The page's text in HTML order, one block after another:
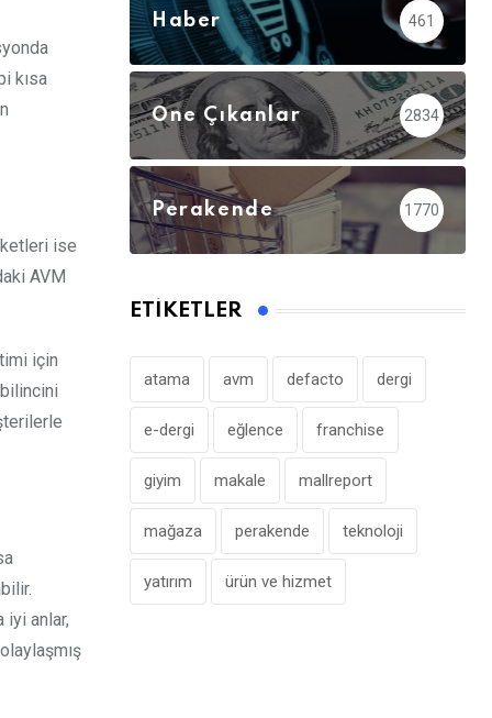
kısa
ise
AVM
için
iyi anlar,
Haber 461
Öne Çıkanlar 2834
Perakende 1770
ETIKETLER
atama avm defacto dergi
e-dergi eğlence franchise
giyim makale mallreport
mağaza perakende teknoloji
yatırım ürün ve hizmet